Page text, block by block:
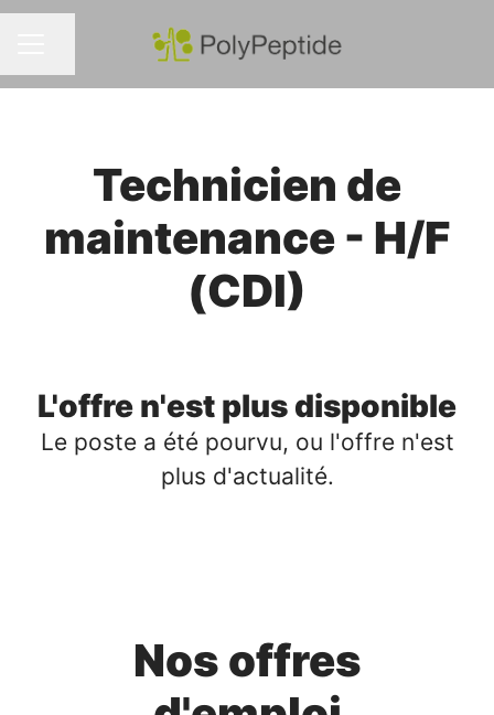
Partager la page
Technicien de
maintenance - H/F
(CDI)
L'offre n'est plus disponible
Le poste a été pourvu, ou l'offre n'est
plus d'actualité.
Nos offres